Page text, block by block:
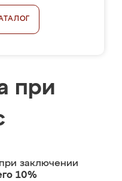
при
при заключении
10%